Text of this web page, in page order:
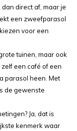
direct af, maar je
een zweefparasol
voor een
tuinen, maar ook
een café of een
parasol heen. Met
de gewenste
Ja, dat is
kenmerk waar